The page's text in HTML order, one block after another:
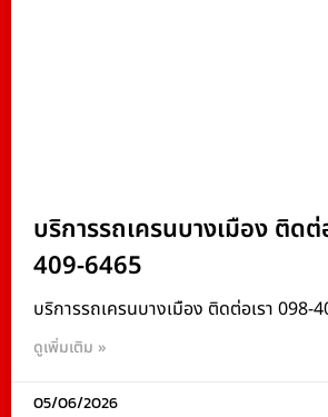
บริการรถเครนบางเมือง ติดต่
409-6465
บริการรถเครนบางเมือง ติดต่อเรา 098-
ดูเพิ่มเติม »
05/06/2026